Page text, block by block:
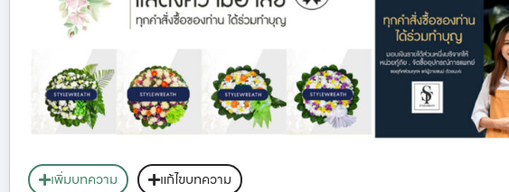
เพิ่มบทความ แก้ไขบทความ